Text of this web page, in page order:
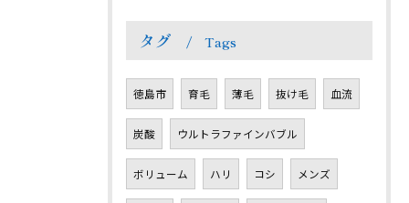
タグ Tags
徳島市 育毛 薄毛 抜け毛 血流
炭酸 ウルトラファインバブル
ボリューム ハリ コシ メンズ